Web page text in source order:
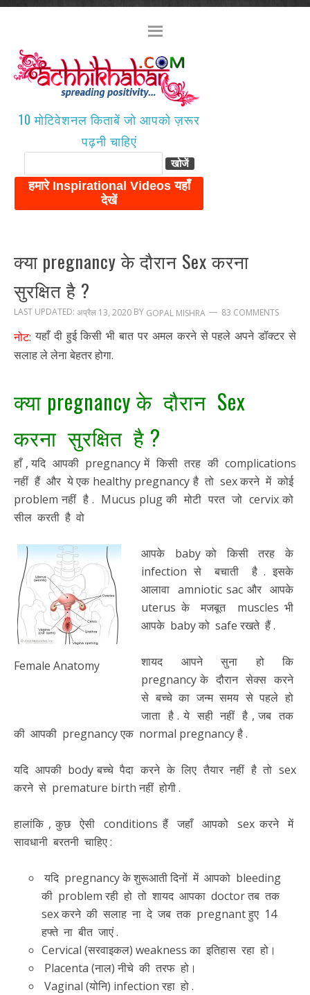
10 मोटिवेशनल किताबें जो आपको ज़रूर
पढ़नी चाहिएं
क्या pregnancy के दौरान Sex करना
सुरक्षित है ?
LAST UPDATED: अप्रैल 13, 2020 BY GOPAL MISHRA 83 COMMENTS
नोट: यहाँ दी हुई किसी भी बात पर अमल करने से पहले अपने डॉक्टर से
सलाह ले लेना बेहतर होगा.
क्या pregnancy के दौरान Sex
करना सुरक्षित है ?
हाँ , यदि आपकी pregnancy में किसी तरह की complications
नहीं हैं और ये एक healthy pregnancy है तो sex करने में कोई
problem नहीं है . Mucus plug की मोटी परत जो cervix को
सील करती है वो
Female Anatomy
आपके baby को किसी तरह के
infection से बचाती है . इसके
आलावा amniotic sac और आपके
uterus के मजबूत muscles भी
आपके baby को safe रखते हैं .
शायद आपने सुना हो कि
pregnancy के दौरान सेक्स करने
से बच्चे का जन्म समय से पहले हो
जाता है . ये सही नहीं है , जब तक
की आपकी pregnancy एक normal pregnancy है .
यदि आपकी body बच्चे पैदा करने के लिए तैयार नहीं है तो sex
करने से premature birth नहीं होगी .
हालांकि , कुछ ऐसी conditions हैं जहाँ आपको sex करने में
सावधानी बरतनी चाहिए :
यदि pregnancy के शुरूआती दिनों में आपको bleeding
की problem रही हो तो शायद आपका doctor तब तक
sex करने की सलाह ना दे जब तक pregnant हुए 14
हफ्ते ना बीत जाएं .
Cervical (सरवाइकल) weakness का इतिहास रहा हो।
Placenta (नाल) नीचे की तरफ हो।
Vaginal (योनि) infection रहा हो .